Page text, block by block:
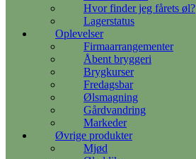
Hvor finder jeg fårets øl?
Lagerstatus
Oplevelser
Firmaarrangementer
Åbent bryggeri
Brygkurser
Fredagsbar
Ølsmagning
Gårdvandring
Markeder
Øvrige produkter
Mjød